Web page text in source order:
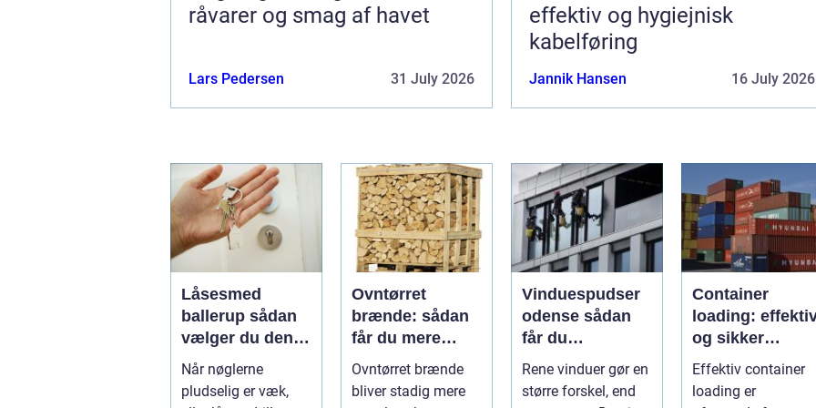
råvarer og smag af havet
Lars Pedersen 31 July 2026
effektiv og hygiejnisk
kabelføring
Jannik Hansen 16 July 2026
Låsesmed
ballerup sådan
vælger du den
rigtige
låsepartner
Når nøglerne
pludselig er væk,
Ovntørret
brænde: sådan
får du mere
varme for
pengene
Ovntørret brænde
bliver stadig mere
Vinduespudser
odense sådan
får du
skinnende rene
ruder året rundt
Rene vinduer gør en
større forskel, end
Container
loading:
og sikker
håndtering af
gods
Effektiv container
loading er